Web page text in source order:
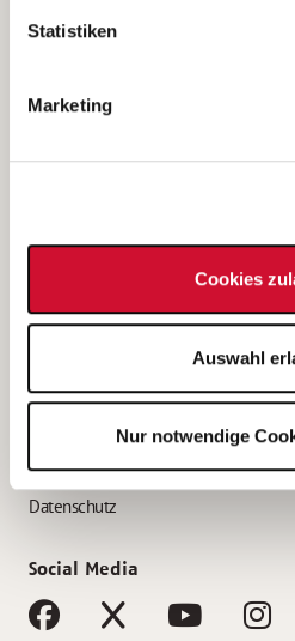
unsererDatenschutzerklärung
Statistiken
Marketing
Cookies
Auswahl
Nur notwendige
(Ein Tochterunternehmen des AWO
e.V.)
Bewerbung als Altenpflegehelfer*in
Bewerbung als Erzieher*in
AWO Gliederungen nach Bundesland
Impressum
Datenschutz
Social Media